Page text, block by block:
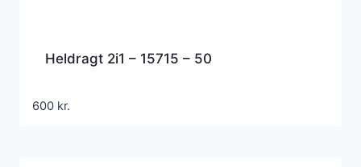
Heldragt 2i1 – 15715 – 50
600 kr.